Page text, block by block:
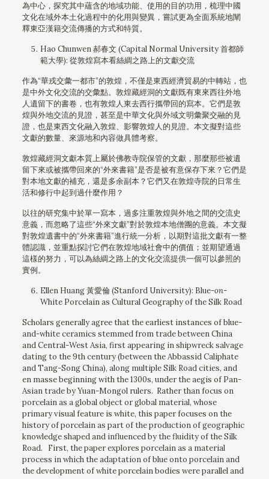
為中心，探究其中蘊含的地域功能、使用的目的功用，梳理中國
文化在域外本土化過程中的化用與變異，嘗試更為全面系統地闡
釋東亞漢籍交流傳播的方式和特質。
Hao Chunwen 郝春文 (Capital Normal University 首都師
範大學): 從敦煌寫本看絲綢之路上的文獻交流
作為“華戎交彙一都市”的敦煌，不僅是東西經濟貿易的中轉站，也
是中外文化交流的交彙點。敦煌藏經洞的文獻既有東來西往外地
人遺留下的書卷，也有敦煌人東去西行攜帶回的寫本。它們是敦
煌與外地交流的見證，甚至是中華文化與外域文明彙聚交融的見
證，也是東西文化融入敦煌、影響敦煌人的見證。本文擬對這些
文獻的數量、來源地和內容做具體考察。
敦煌藏經洞文獻本質上屬於佛教寺院保管的文獻，那麼那些被遺
留下來或被攜帶回來的“外來書籍”是否是被有意保存下來？它們是
對本地文獻的補充，還是多余副本？它們又在敦煌寺院的日常生
活和修行中起到過什麼作用？
以往的研究集中於單一寫本，過多注重敦煌與外地之間的交流史
意義，而忽略了這些“外來文獻”對於敦煌本地僧團的意義。本文擬
對敦煌遺書中的“外來書籍”進行統一分析，以期對這批文獻有一整
體認識，並重點探討它們在敦煌地域社會中的價值；並期望通過
這樣的努力，可以為絲綢之路上的文化交流提供一個可以參照的
實例。
Ellen Huang 黃愛倫 (Stanford University): Blue-on-
White Porcelain as Cultural Geography of the Silk Road
Scholars generally agree that the earliest instances of blue-
and-white ceramics stemmed from trade between China
and Central-West Asia, first appearing in shipwreck salvage
dating to the 9th century (between the Abbassid Caliphate
and Tang-Song China), along multiple Silk Road cities, and
en masse beginning with the 1300s, under the aegis of Pan-
Asian trade by Yuan-Mongol rulers. Rather than focus on
porcelain as a global object or global material, whose
primary visual feature is white, this paper focuses on the
history of porcelain as part of the production of geographic
knowledge shaped and influenced by the fluidity of the Silk
Road. First, the paper explores porcelain as a material
process in which the adaptation of blue onto porcelain and
the development of white porcelain bodies were parallel and